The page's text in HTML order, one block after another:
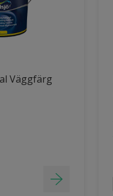
Väggfärg